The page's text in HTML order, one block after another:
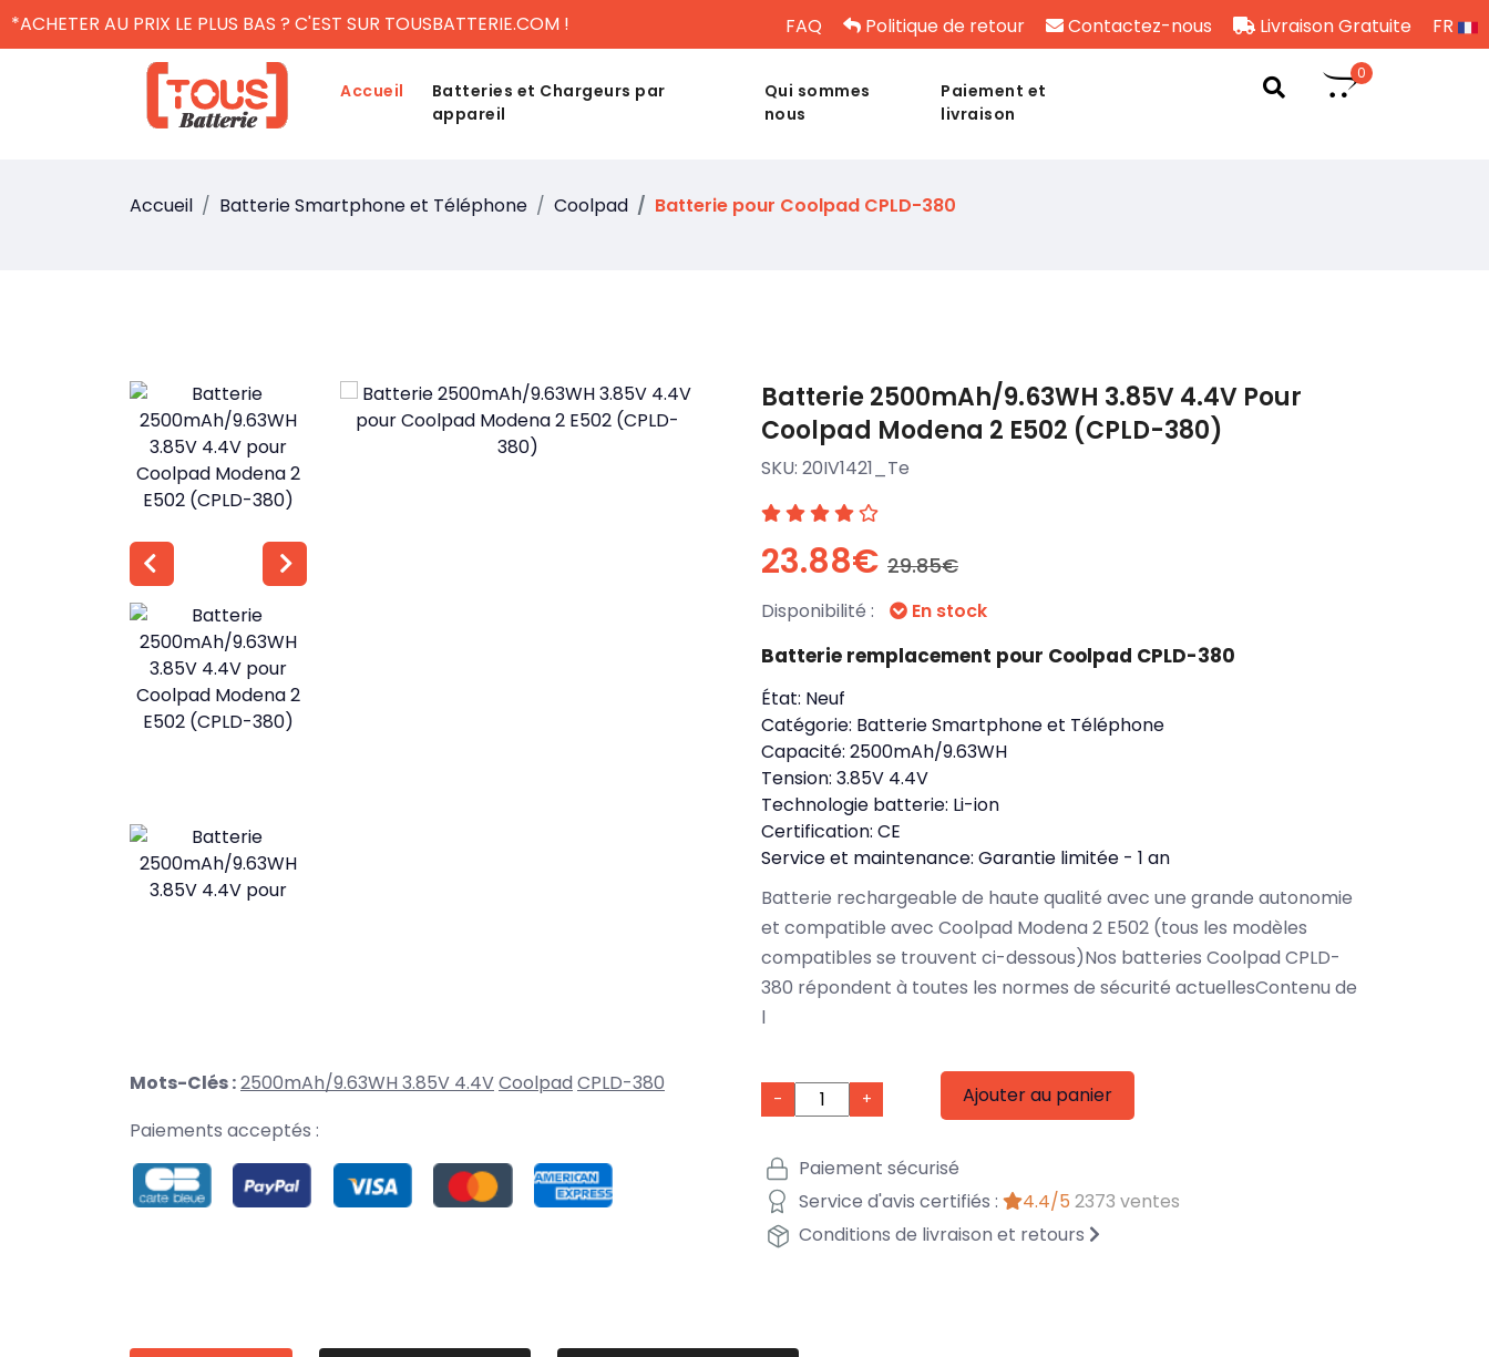
*ACHETER AU PRIX LE PLUS BAS ? C'EST SUR TOUSBATTERIE.COM ! FAQ Politique de retour Contactez-nous Livraison Gratuite FR
Accueil
Batteries et Chargeurs par
appareil
Qui sommes
nous
Paiement et
livraison
0
Accueil Batterie Smartphone et Téléphone Coolpad Batterie pour Coolpad CPLD-380
Mots-Clés :2500mAh/9.63WH 3.85V 4.4VCoolpad CPLD-380
Paiements acceptés :
Batterie 2500mAh/9.63WH 3.85V 4.4V Pour
Coolpad Modena 2 E502 (CPLD-380)
SKU: 20IV1421_Te
23.88€ 29.85€
Disponibilité : En stock
Batterie remplacement pour Coolpad CPLD-380
État: Neuf
Catégorie: Batterie Smartphone et Téléphone
Capacité: 2500mAh/9.63WH
Tension: 3.85V 4.4V
Technologie batterie: Li-ion
Certification: CE
Service et maintenance: Garantie limitée - 1 an
Batterie rechargeable de haute qualité avec une grande autonomie
et compatible avec Coolpad Modena 2 E502 (tous les modèles
compatibles se trouvent ci-dessous)Nos batteries Coolpad CPLD-
380 répondent à toutes les normes de sécurité actuellesContenu de
l
- + Ajouter au panier
Paiement sécurisé
Service d'avis certifiés :
4.4/5 2373 ventes
Conditions de livraison et retours